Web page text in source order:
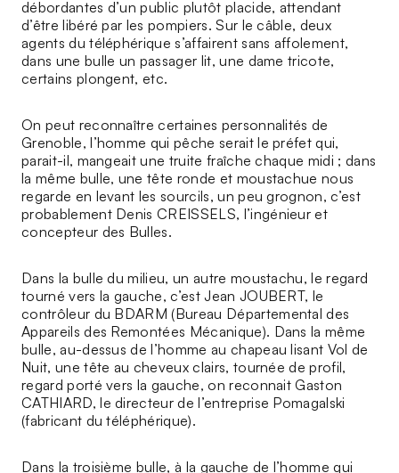
débordantes d’un public plutôt placide, attendant
d’être libéré par les pompiers. Sur le câble, deux
agents du téléphérique s’affairent sans affolement,
dans une bulle un passager lit, une dame tricote,
certains plongent, etc.
On peut reconnaître certaines personnalités de
Grenoble, l’homme qui pêche serait le préfet qui,
parait-il, mangeait une truite fraîche chaque midi ; dans
la même bulle, une tête ronde et moustachue nous
regarde en levant les sourcils, un peu grognon, c’est
probablement Denis CREISSELS, l’ingénieur et
concepteur des Bulles.
Dans la bulle du milieu, un autre moustachu, le regard
tourné vers la gauche, c’est Jean JOUBERT, le
contrôleur du BDARM (Bureau Départemental des
Appareils des Remontées Mécanique). Dans la même
bulle, au-dessus de l’homme au chapeau lisant Vol de
Nuit, une tête au cheveux clairs, tournée de profil,
regard porté vers la gauche, on reconnait Gaston
CATHIARD, le directeur de l’entreprise Pomagalski
(fabricant du téléphérique).
Dans la troisième bulle, à la gauche de l’homme qui